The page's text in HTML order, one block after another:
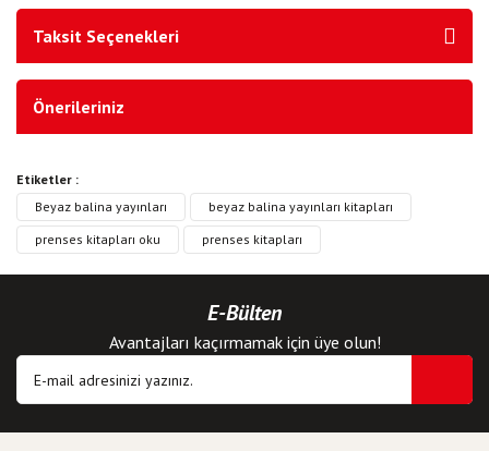
Taksit Seçenekleri
Önerileriniz
Etiketler :
Beyaz balina yayınları
beyaz balina yayınları kitapları
prenses kitapları oku
prenses kitapları
E-Bülten
Avantajları kaçırmamak için üye olun!